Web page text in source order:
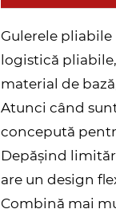
Gulerele
logistică
material de
Atunci când
concepută
Depășind
are un design
Combină mai